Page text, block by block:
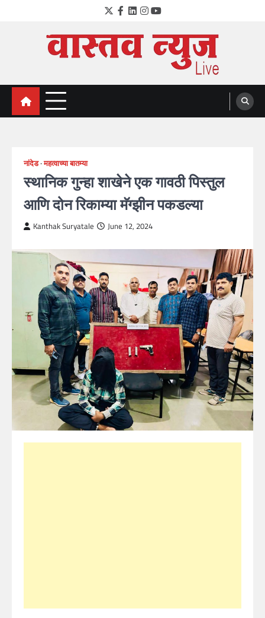
Twitter
Facebook
LinkedIn
Instagram
YouTube
VastavNEWSLive.com
a leading NEWS portal of Maharahstra
नांदेड महत्वाच्या बातम्या
स्थानिक गुन्हा शाखेने एक गावठी पिस्तुल
आणि दोन रिकाम्या मॅग्झीन पकडल्या
Kanthak Suryatale June 12, 2024